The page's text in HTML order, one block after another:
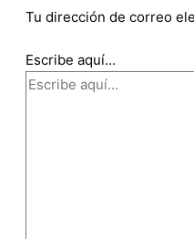
Tu dirección de correo
Escribe aquí...